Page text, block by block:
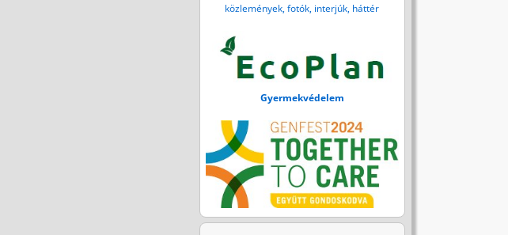
közlemények, fotók, interjúk, háttér
Gyermekvédelem